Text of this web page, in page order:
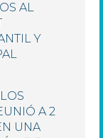
AL
Y
A 2
UNA